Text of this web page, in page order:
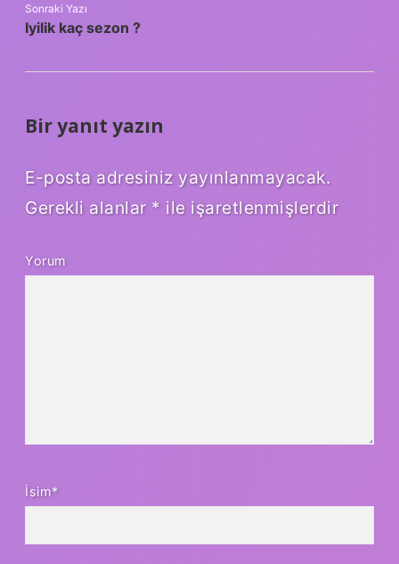
Sonraki Yazı
Iyilik kaç sezon ?
Bir yanıt yazın
E-posta adresiniz yayınlanmayacak.
Gerekli alanlar * ile işaretlenmişlerdir
Yorum
İsim*